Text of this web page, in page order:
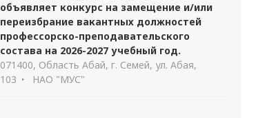
объявляет конкурс на замещение и/или
переизбрание вакантных должностей
профессорско-преподавательского
состава на 2026-2027 учебный год.
071400, Область Абай, г. Семей, ул. Абая,
103
НАО "МУС"